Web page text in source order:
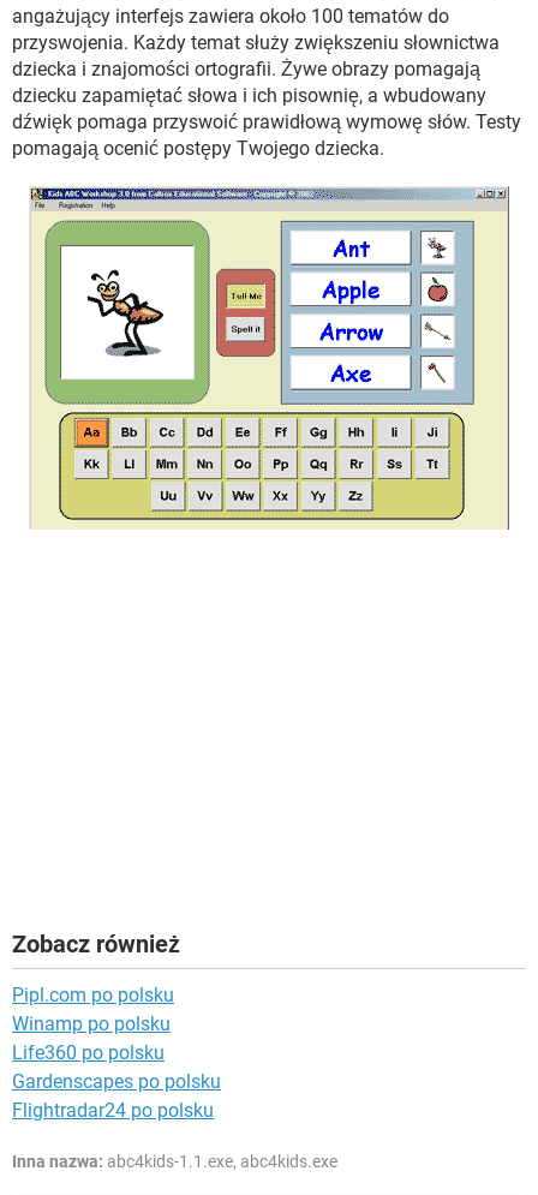
WINDOWS 10
angażujący interfejs zawiera około 100 tematów do
przyswojenia. Każdy temat służy zwiększeniu słownictwa
dziecka i znajomości ortografii. Żywe obrazy pomagają
dziecku zapamiętać słowa i ich pisownię, a wbudowany
dźwięk pomaga przyswoić prawidłową wymowę słów. Testy
pomagają ocenić postępy Twojego dziecka.
Zobacz również
Pipl.com po polsku
Winamp po polsku
Life360 po polsku
Gardenscapes po polsku
Flightradar24 po polsku
Inna nazwa: abc4kids-1.1.exe, abc4kids.exe